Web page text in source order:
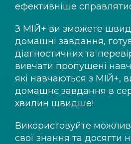
ефективніше
З МІЙ+ ви зможете
домашні завдання,
діагностичних та
вивчати пропущені
які навчаються з МІЙ+,
домашнє завдання в
хвилин швидше!
Використовуйте
свої знання та досягти